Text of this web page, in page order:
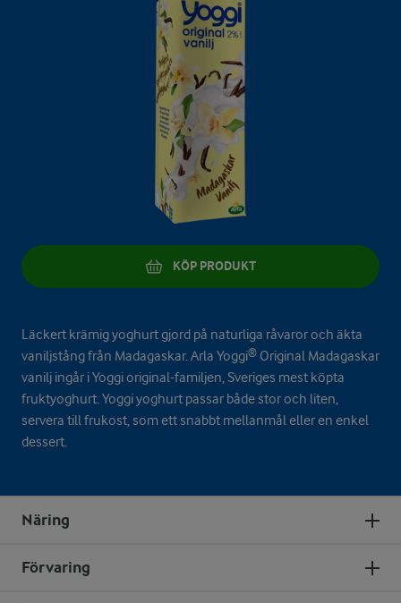
KÖP PRODUKT
Läckert krämig yoghurt gjord på naturliga råvaror och äkta
vaniljstång från Madagaskar. Arla Yoggi® Original Madagaskar
vanilj ingår i Yoggi original-familjen, Sveriges mest köpta
fruktyoghurt. Yoggi yoghurt passar både stor och liten,
servera till frukost, som ett snabbt mellanmål eller en enkel
dessert.
Näring
Förvaring